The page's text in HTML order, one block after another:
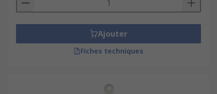
Ajouter
Fiches techniques